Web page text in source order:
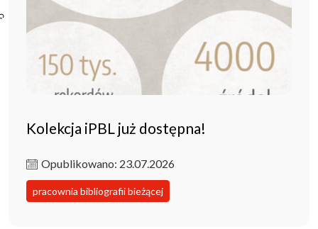
Poczta ibl.waw.pl
Kontakt
Kolekcja iPBL już dostępna!
Opublikowano: 23.07.2026
pracownia bibliografii bieżącej